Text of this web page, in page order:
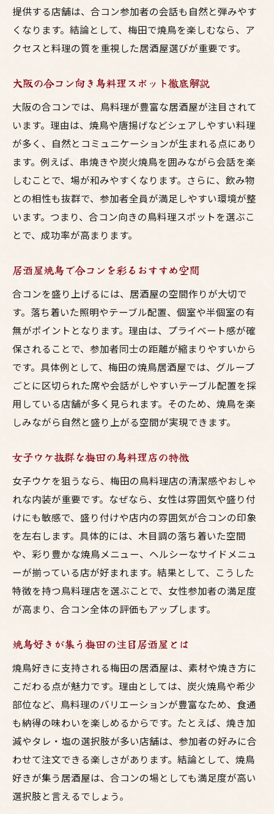
提供する店舗は、合コン参加者の会話も自然と弾みやす
くなります。結論として、梅田で焼鳥を楽しむなら、ア
クセスと料理の質を重視した居酒屋選びが重要です。
大阪の合コン向き鳥料理スポット徹底解説
大阪の合コンでは、鳥料理が豊富な居酒屋が注目されて
います。理由は、焼鳥や唐揚げなどシェアしやすい料理
が多く、自然とコミュニケーションが生まれる点にあり
ます。例えば、串焼きや炭火焼鳥を囲みながら会話を楽
しむことで、場が和みやすくなります。さらに、飲み物
との相性も抜群で、参加者全員が満足しやすい環境が整
います。つまり、合コン向きの鳥料理スポットを選ぶこ
とで、成功率が高まります。
居酒屋焼鳥で合コンを彩るおすすめ空間
合コンを盛り上げるには、居酒屋の空間作りが大切で
す。落ち着いた照明やテーブル配置、個室や半個室の有
無がポイントとなります。理由は、プライベート感が確
保されることで、参加者同士の距離が縮まりやすいから
です。具体例として、梅田の焼鳥居酒屋では、グループ
ごとに区切られた席や会話がしやすいテーブル配置を採
用している店舗が多く見られます。そのため、焼鳥を楽
しみながら自然と盛り上がる空間が実現できます。
女子ウケ抜群な梅田の鳥料理店の特徴
女子ウケを狙うなら、梅田の鳥料理店の清潔感やおしゃ
れな内装が重要です。なぜなら、女性は雰囲気や盛り付
けにも敏感で、盛り付けや店内の雰囲気が合コンの印象
を左右します。具体的には、木目調の落ち着いた空間
や、彩り豊かな焼鳥メニュー、ヘルシーなサイドメニュ
ーが揃っている店が好まれます。結果として、こうした
特徴を持つ鳥料理店を選ぶことで、女性参加者の満足度
が高まり、合コン全体の評価もアップします。
焼鳥好きが集う梅田の注目居酒屋とは
焼鳥好きに支持される梅田の居酒屋は、素材や焼き方に
こだわる点が魅力です。理由としては、炭火焼鳥や希少
部位など、鳥料理のバリエーションが豊富なため、食通
も納得の味わいを楽しめるからです。たとえば、焼き加
減やタレ・塩の選択肢が多い店舗は、参加者の好みに合
わせて注文できる楽しさがあります。結論として、焼鳥
好きが集う居酒屋は、合コンの場としても満足度が高い
選択肢と言えるでしょう。